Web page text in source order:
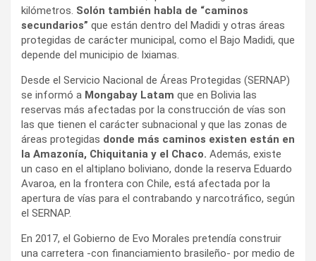
kilómetros. Solón también habla de “caminos
secundarios” que están dentro del Madidi y otras áreas
protegidas de carácter municipal, como el Bajo Madidi, que
depende del municipio de Ixiamas.
Desde el Servicio Nacional de Áreas Protegidas (SERNAP)
se informó a Mongabay Latam que en Bolivia las
reservas más afectadas por la construcción de vías son
las que tienen el carácter subnacional y que las zonas de
áreas protegidas donde más caminos existen están en
la Amazonía, Chiquitania y el Chaco. Además, existe
un caso en el altiplano boliviano, donde la reserva Eduardo
Avaroa, en la frontera con Chile, está afectada por la
apertura de vías para el contrabando y narcotráfico, según
el SERNAP.
En 2017, el Gobierno de Evo Morales pretendía construir
una carretera -con financiamiento brasileño- por medio de